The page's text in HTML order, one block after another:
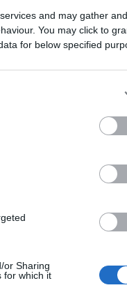
and may gather
You may click to
for below specified
or Sharing
for which it
de Nova
na